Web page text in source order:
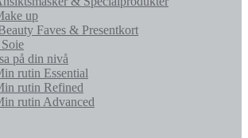
up
Faves & Presentkort
på din nivå
rutin Essential
rutin Refined
rutin Advanced